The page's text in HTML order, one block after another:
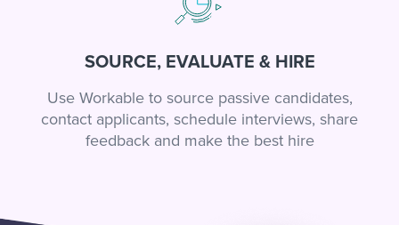
SOURCE, EVALUATE & HIRE
Use Workable to source passive candidates,
contact applicants, schedule interviews, share
feedback and make the best hire